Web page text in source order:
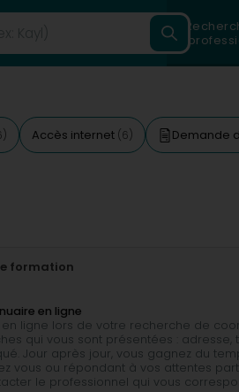
Accès internet (6) Demande
formation
en ligne
ligne lors de votre recherche de
qui vous sont présentées : adresse,
Jour après jour, vous gagnez du
vous ou répondant à vos attentes
le professionnel qui vous